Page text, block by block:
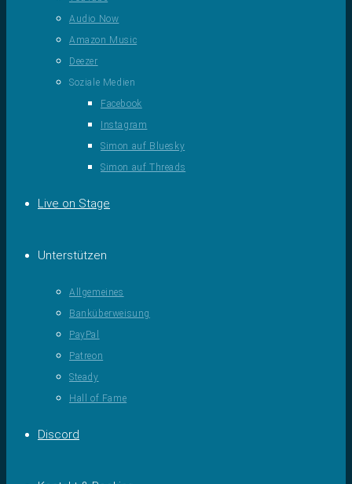
Audio Now
Amazon Music
Deezer
Soziale Medien
Facebook
Instagram
Simon auf Bluesky
Simon auf Threads
Live on Stage
Unterstützen
Allgemeines
Banküberweisung
PayPal
Patreon
Steady
Hall of Fame
Discord